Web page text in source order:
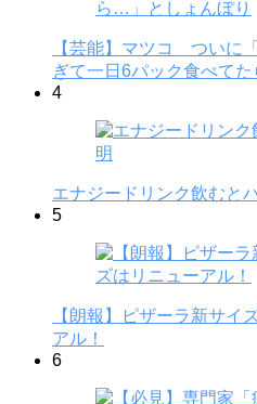
【芸能】マツコ ついに
ぎて一日6パック食べて
4
エナジードリンク飲むと
5
【朗報】ピザーラ新サイ
アル！
6